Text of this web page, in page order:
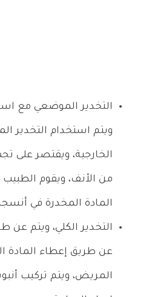
التخدير الموضعي مع
ويتم استخدام التخدير
الخارجية، ويقتصر على
من الأنف، ويقوم
المادة المخدرة في
التخدير الكلي، ويتم عن
عن طريق إعطاء المادة
المريض، ويتم تركيب